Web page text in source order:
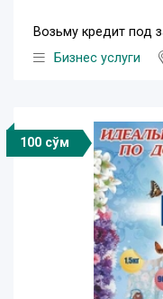
Возьму кредит под
Бизнес услуги
100 сўм